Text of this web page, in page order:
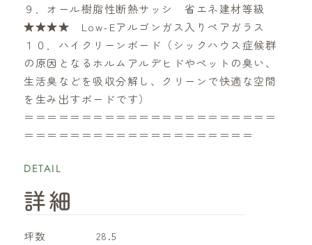
９．オール樹脂性断熱サッシ 省エネ建材等級
★★★★ Low-Eアルゴンガス入りペアガラス
１０．ハイクリーンボード（シックハウス症候群
の原因となるホルムアルデヒドやペットの臭い、
生活臭などを吸収分解し、クリーンで快適な空間
を生み出すボードです）
＝＝＝＝＝＝＝＝＝＝＝＝＝＝＝＝＝＝＝＝＝＝
＝＝＝＝＝＝＝＝＝＝＝＝＝＝＝＝＝＝＝＝
DETAIL
詳細
坪数 28.5